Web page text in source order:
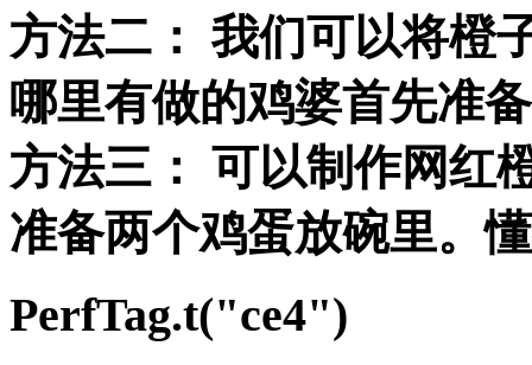
方法二： 我们可以将橙
哪里有做的鸡婆首先准
方法三： 可以制作网红
准备两个鸡蛋放碗里。
PerfTag.t("ce4")